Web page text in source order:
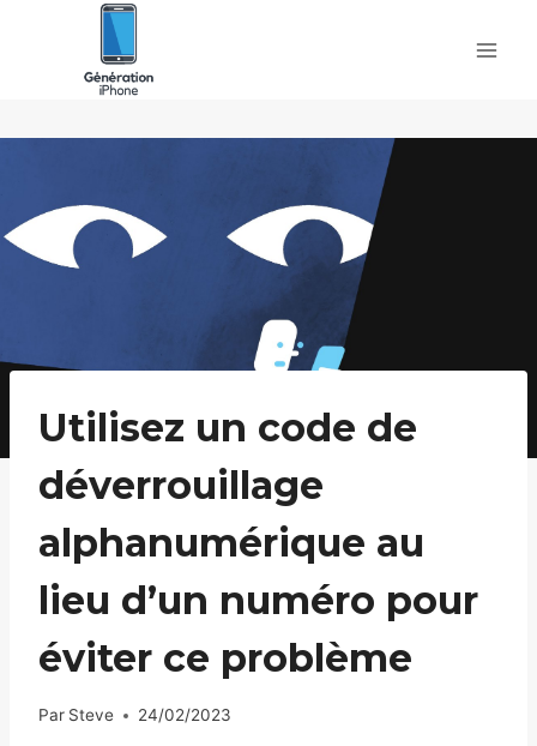
Utilisez un code de
déverrouillage
alphanumérique au
lieu d’un numéro pour
éviter ce problème
Par Steve 24/02/2023